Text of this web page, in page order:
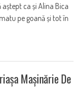
aștept ca și Alina Bica
pe goană și tot în
Mașinărie De